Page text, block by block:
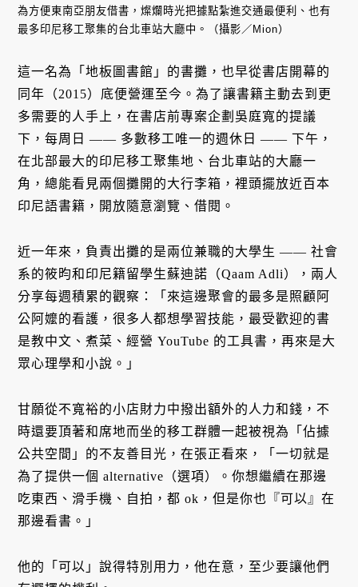
為方便東南亞朋友借書，燦爛時光把據點紮進交通最便利、也有
最多印尼移工聚集的台北車站大廳中。（攝影／Mion）
這一名為「地板圖書館」的書攤，也早從書店開幕的
同年（2015）底便營運至今。為了讓書籍主動去到更
多需要的人手上，在書店前專案企劃吳庭寬的提議
下，每周日 —— 多數移工唯一的週休日 —— 下午，
在北部最大的印尼移工聚集地、台北車站的大廳一
角，總能看見兩個攤開的大行李箱，裡頭擺放近百本
印尼語書籍，開放隨意瀏覽、借閱。
近一年來，負責出攤的是兩位兼職的大學生 —— 社會
系的筱昀和印尼籍留學生蘇迪諾（Qaam Adli），兩人
分享每週積累的觀察：「來這邊聚會的最多是照顧阿
公阿嬤的看護，很多人都想學習技能，最受歡迎的書
是教中文、煮菜、經營 YouTube 的工具書，再來是大
眾心理學和小說。」
甘願從不寬裕的小店財力中撥出額外的人力和錢，不
時還要頂著和席地而坐的移工群體一起被視為「佔據
公共空間」的不友善目光，在張正看來，「一切就是
為了提供一個 alternative（選項）。你想繼續在那邊
吃東西、滑手機、自拍，都 ok，但是你也『可以』在
那邊看書。」
他的「可以」說得特別用力，他在意，至少要讓他們